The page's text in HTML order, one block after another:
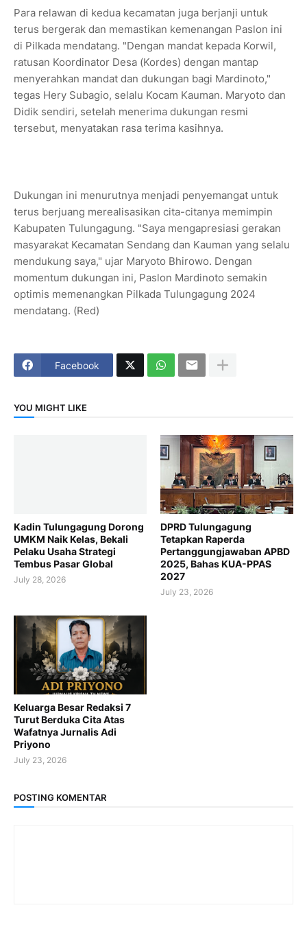
Para relawan di kedua kecamatan juga berjanji untuk
terus bergerak dan memastikan kemenangan Paslon ini
di Pilkada mendatang. "Dengan mandat kepada Korwil,
ratusan Koordinator Desa (Kordes) dengan mantap
menyerahkan mandat dan dukungan bagi Mardinoto,"
tegas Hery Subagio, selalu Kocam Kauman. Maryoto dan
Didik sendiri, setelah menerima dukungan resmi
tersebut, menyatakan rasa terima kasihnya.
Dukungan ini menurutnya menjadi penyemangat untuk
terus berjuang merealisasikan cita-citanya memimpin
Kabupaten Tulungagung. "Saya mengapresiasi gerakan
masyarakat Kecamatan Sendang dan Kauman yang selalu
mendukung saya," ujar Maryoto Bhirowo. Dengan
momentum dukungan ini, Paslon Mardinoto semakin
optimis memenangkan Pilkada Tulungagung 2024
mendatang. (Red)
Facebook
YOU MIGHT LIKE
Kadin Tulungagung Dorong
UMKM Naik Kelas, Bekali
Pelaku Usaha Strategi
Tembus Pasar Global
July 28, 2026
DPRD Tulungagung
Tetapkan Raperda
Pertanggungjawaban APBD
2025, Bahas KUA-PPAS
2027
July 23, 2026
Keluarga Besar Redaksi 7
Turut Berduka Cita Atas
Wafatnya Jurnalis Adi
Priyono
July 23, 2026
POSTING KOMENTAR